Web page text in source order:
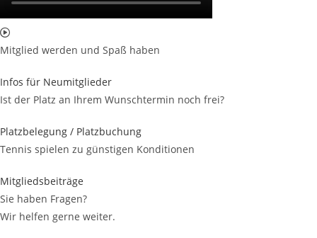
Mitglied werden und Spaß haben
Infos für Neumitglieder
Ist der Platz an Ihrem Wunschtermin noch frei?
Platzbelegung / Platzbuchung
Tennis spielen zu günstigen Konditionen
Mitgliedsbeiträge
Sie haben Fragen?
Wir helfen gerne weiter.